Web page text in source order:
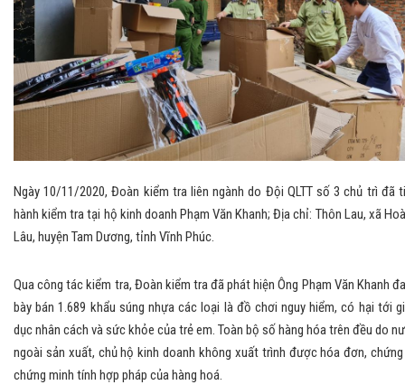
Ngày 10/11/2020, Đoàn kiểm tra liên ngành do Đội QLTT số 3 chủ trì đã
hành kiểm tra tại hộ kinh doanh Phạm Văn Khanh; Địa chỉ: Thôn Lau, xã
Lâu, huyện Tam Dương, tỉnh Vĩnh Phúc.
Qua công tác kiểm tra, Đoàn kiểm tra đã phát hiện Ông Phạm Văn Khanh
bày bán 1.689 khẩu súng nhựa các loại là đồ chơi nguy hiểm, có hại tới
dục nhân cách và sức khỏe của trẻ em. Toàn bộ số hàng hóa trên đều do
ngoài sản xuất, chủ hộ kinh doanh không xuất trình được hóa đơn,
chứng minh tính hợp pháp của hàng hoá.